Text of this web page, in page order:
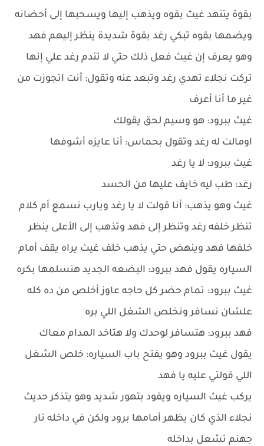
بقوة يتنهد غيث بقوه ويذهب إليها ويسحبها إلى أحضانه
ويضمها بقوه تبكي رغد بقوة شديدة ينظر إليهم فهد
وهو يعرف إن غيث فعل ذلك حتي لا تندم رغد علي إنها
تركت نجلاء تهدي رغد وتبعد عنه وتقول: أنت اتجوزت من
غير ما أنا أعرف
غيث ببرود: هو وسيم لحق يقولك
اومالت له رغد وتقول بحماس: أنا عايزه أشوفها
غيث ببرود: لا يا رغد
رغد: طب ليه خايف عليها من الحسد
غيث وهو يذهب: أنا قولت لا يا رغد ويارب نسمع أم كلام
تنظر خلفه رغد وتنظر إلى فهد وتذهب إلى الأعلى ينظر
خلفها فهد وينهض حتي يذهب خلف غيث يراه يقف أمام
السياره يقول فهد ببرود: البضعه الجديد هنسلمها بكره
غيث ببرود: تمام حضر كل حاجه عاوز أخلص من ده كله
علشان نسافر ونخلص الشغل اللي بره
فهد ببرود: هتسافر لوحدك ولا هتاخد المدام معاك
يقول غيث ببرود وهو يفتح باب السياره: خلص الشغل
اللي قولتي عليه يا فهد
يركب غيث السياره ويقود بتهور شديد وهو يتذكر حديث
نجلاء الذي كان يظهر أمامها برود ولكن في داخله نار
جهنم تشعل بداخله